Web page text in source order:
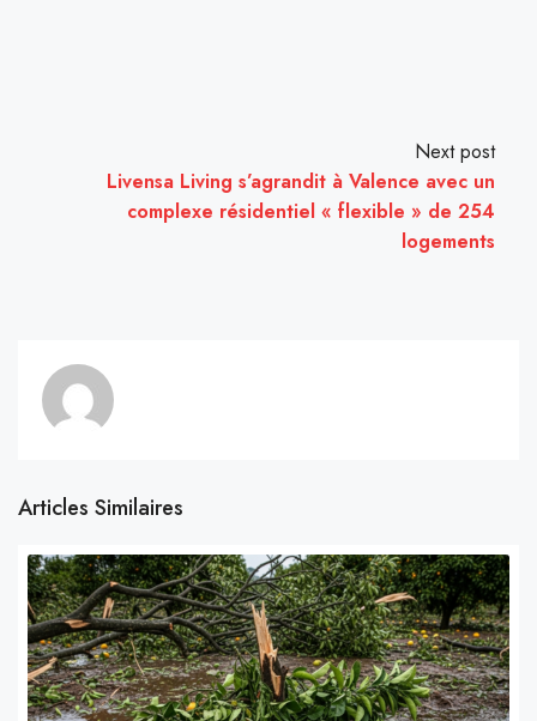
Next post
Livensa Living s’agrandit à Valence avec un
complexe résidentiel « flexible » de 254
logements
Articles Similaires